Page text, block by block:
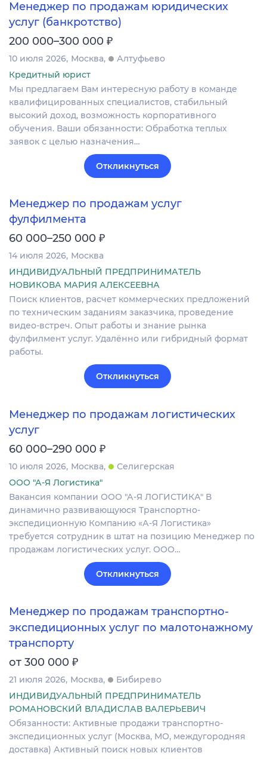
Менеджер по продажам юридических
услуг (банкротство)
200 000–300 000 ₽
10 июля 2026 Москва
Алтуфьево
Кредитный юрист
Мы предлагаем Вам интересную работу в команде
квалифицированных специалистов, стабильный
высокий доход, возможность корпоративного
обучения. Ваши обязанности: Обработка теплых
заявок с целью назначения…
Откликнуться
Менеджер по продажам услуг
фулфилмента
60 000–250 000 ₽
14 июля 2026 Москва
ИНДИВИДУАЛЬНЫЙ ПРЕДПРИНИМАТЕЛЬ
НОВИКОВА МАРИЯ АЛЕКСЕЕВНА
Поиск клиентов, расчет коммерческих предложений
по техническим заданиям заказчика, проведение
видео-встреч. Опыт работы и знание рынка
фулфилмент услуг. Удалённо или гибридный формат
работы.
Откликнуться
Менеджер по продажам логистических
услуг
60 000–290 000 ₽
10 июля 2026 Москва
Селигерская
ООО "А-Я Логистика"
Вакансия компании ООО "А-Я ЛОГИСТИКА" В
динамично развивающуюся Транспортно-
экспедиционную Компанию «А-Я Логистика»
требуется сотрудник в штат на позицию Менеджер по
продажам логистических услуг. ООО…
Откликнуться
Менеджер по продажам транспортно-
экспедиционных услуг по малотонажному
транспорту
от 300 000 ₽
21 июля 2026 Москва
Бибирево
ИНДИВИДУАЛЬНЫЙ ПРЕДПРИНИМАТЕЛЬ
РОМАНОВСКИЙ ВЛАДИСЛАВ ВАЛЕРЬЕВИЧ
Обязанности: Активные продажи транспортно-
экспедиционных услуг (Москва, МО, междугородняя
доставка) Активный поиск новых клиентов